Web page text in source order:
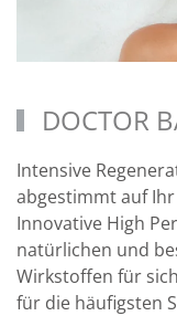
DOCTOR
Intensive
abgestimmt auf
Innovative High
natürlichen und
Wirkstoffen für
für die häufigsten